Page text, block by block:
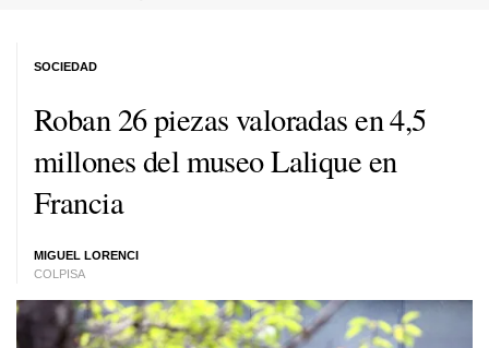
Roban 26 piezas valoradas en 4,5
millones del museo Lalique en
Francia
MIGUEL LORENCI
COLPISA
SOCIEDAD